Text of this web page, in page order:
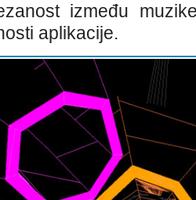
između
aplikacije.